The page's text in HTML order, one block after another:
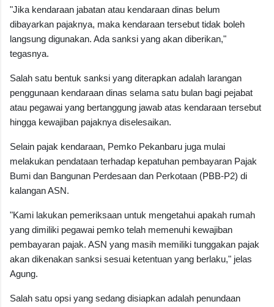
"Jika kendaraan jabatan atau kendaraan dinas belum
dibayarkan pajaknya, maka kendaraan tersebut tidak boleh
langsung digunakan. Ada sanksi yang akan diberikan,"
tegasnya.
Salah satu bentuk sanksi yang diterapkan adalah larangan
penggunaan kendaraan dinas selama satu bulan bagi pejabat
atau pegawai yang bertanggung jawab atas kendaraan tersebut
hingga kewajiban pajaknya diselesaikan.
Selain pajak kendaraan, Pemko Pekanbaru juga mulai
melakukan pendataan terhadap kepatuhan pembayaran Pajak
Bumi dan Bangunan Perdesaan dan Perkotaan (PBB-P2) di
kalangan ASN.
"Kami lakukan pemeriksaan untuk mengetahui apakah rumah
yang dimiliki pegawai pemko telah memenuhi kewajiban
pembayaran pajak. ASN yang masih memiliki tunggakan pajak
akan dikenakan sanksi sesuai ketentuan yang berlaku," jelas
Agung.
Salah satu opsi yang sedang disiapkan adalah penundaan